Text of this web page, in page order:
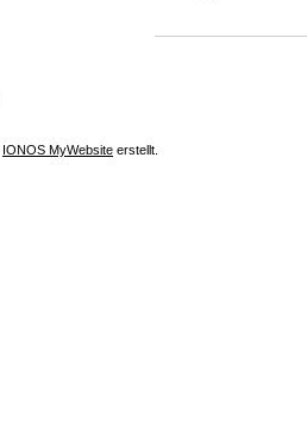
IONOS MyWebsite erstellt.